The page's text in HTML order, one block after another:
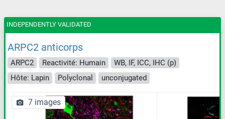
ARPC2 anticorps
ARPC2 Reactivité: Humain
WB, IF, ICC, IHC (p)
Hôte: Lapin
Polyclonal unconjugated
7 images
INDEPENDENTLY VALIDATED